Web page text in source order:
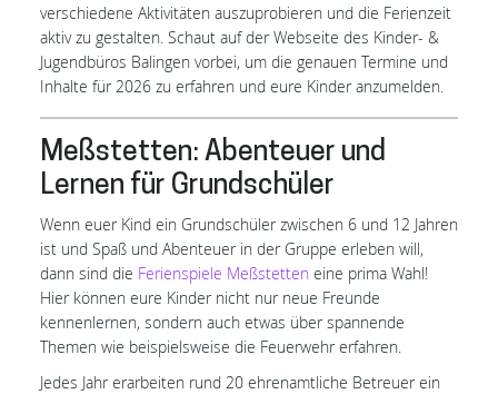
verschiedene Aktivitäten auszuprobieren und die Ferienzeit
aktiv zu gestalten. Schaut auf der Webseite des Kinder- &
Jugendbüros Balingen vorbei, um die genauen Termine und
Inhalte für 2026 zu erfahren und eure Kinder anzumelden.
Meßstetten: Abenteuer und
Lernen für Grundschüler
Wenn euer Kind ein Grundschüler zwischen 6 und 12 Jahren
ist und Spaß und Abenteuer in der Gruppe erleben will,
dann sind die Ferienspiele Meßstetten eine prima Wahl!
Hier können eure Kinder nicht nur neue Freunde
kennenlernen, sondern auch etwas über spannende
Themen wie beispielsweise die Feuerwehr erfahren.
Jedes Jahr erarbeiten rund 20 ehrenamtliche Betreuer ein